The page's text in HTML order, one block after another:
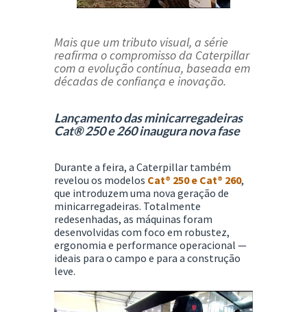
Mais que um tributo visual, a série
reafirma o compromisso da Caterpillar
com a evolução contínua, baseada em
décadas de confiança e inovação.
Lançamento das minicarregadeiras
Cat® 250 e 260 inaugura nova fase
Durante a feira, a Caterpillar também
revelou os modelos Cat® 250 e Cat® 260,
que introduzem uma nova geração de
minicarregadeiras. Totalmente
redesenhadas, as máquinas foram
desenvolvidas com foco em robustez,
ergonomia e performance operacional —
ideais para o campo e para a construção
leve.